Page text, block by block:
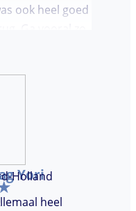
ook heel goed
Ga vooral zo
Yori
Holland
heel